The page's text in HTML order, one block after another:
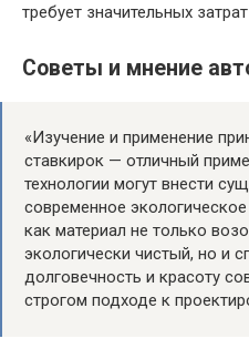
требует значительных
Советы и мнение
«Изучение и применение
ставкирок — отличный
технологии могут внести
современное
как материал не только
экологически чистый, но и
долговечность и красоту
строгом подходе к